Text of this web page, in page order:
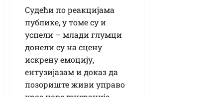
Судећи по реакцијама
публике, у томе су и
успели – млади глумци
донели су на сцену
искрену емоцију,
ентузијазам и доказ да
позориште живи управо